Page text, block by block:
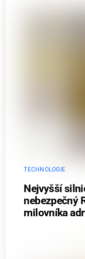
TECHNOLOGIE
Nejvyšší
nebezpečný
milovníka